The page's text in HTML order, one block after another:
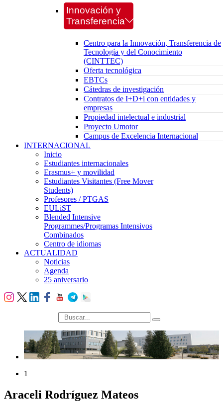
Innovación y
Transferencia
Centro para la Innovación, Transferencia de
Tecnología y del Conocimiento
(CINTTEC)
Oferta tecnológica
EBTCs
Cátedras de investigación
Contratos de I+D+i con entidades y
empresas
Propiedad intelectual e industrial
Proyecto Umotor
Campus de Excelencia Internacional
INTERNACIONAL
Inicio
Estudiantes internacionales
Erasmus+ y movilidad
Estudiantes Visitantes (Free Mover
Students)
Profesores / PTGAS
EULiST
Blended Intensive
Programmes/Programas Intensivos
Combinados
Centro de idiomas
ACTUALIDAD
Noticias
Agenda
25 aniversario
búsqueda
1
Araceli Rodríguez Mateos